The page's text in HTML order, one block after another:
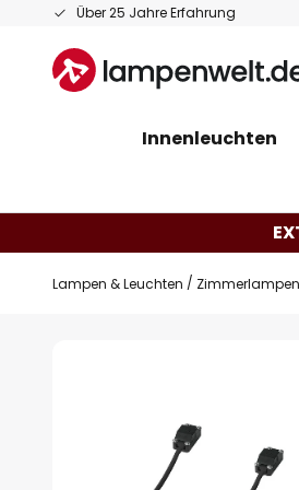
Über 25 Jahre Erfahrung
Zum
springen
Innenleuchten
Lampen & Leuchten Zimmerlampen